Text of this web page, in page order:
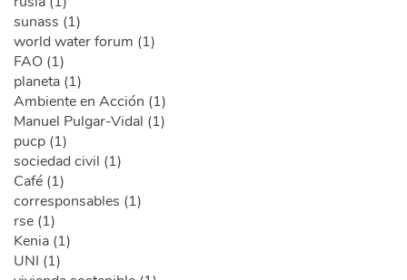
sunass (1)
world water forum (1)
FAO (1)
planeta (1)
Ambiente en Acción (1)
Manuel Pulgar-Vidal (1)
pucp (1)
sociedad civil (1)
Café (1)
corresponsables (1)
rse (1)
Kenia (1)
UNI (1)